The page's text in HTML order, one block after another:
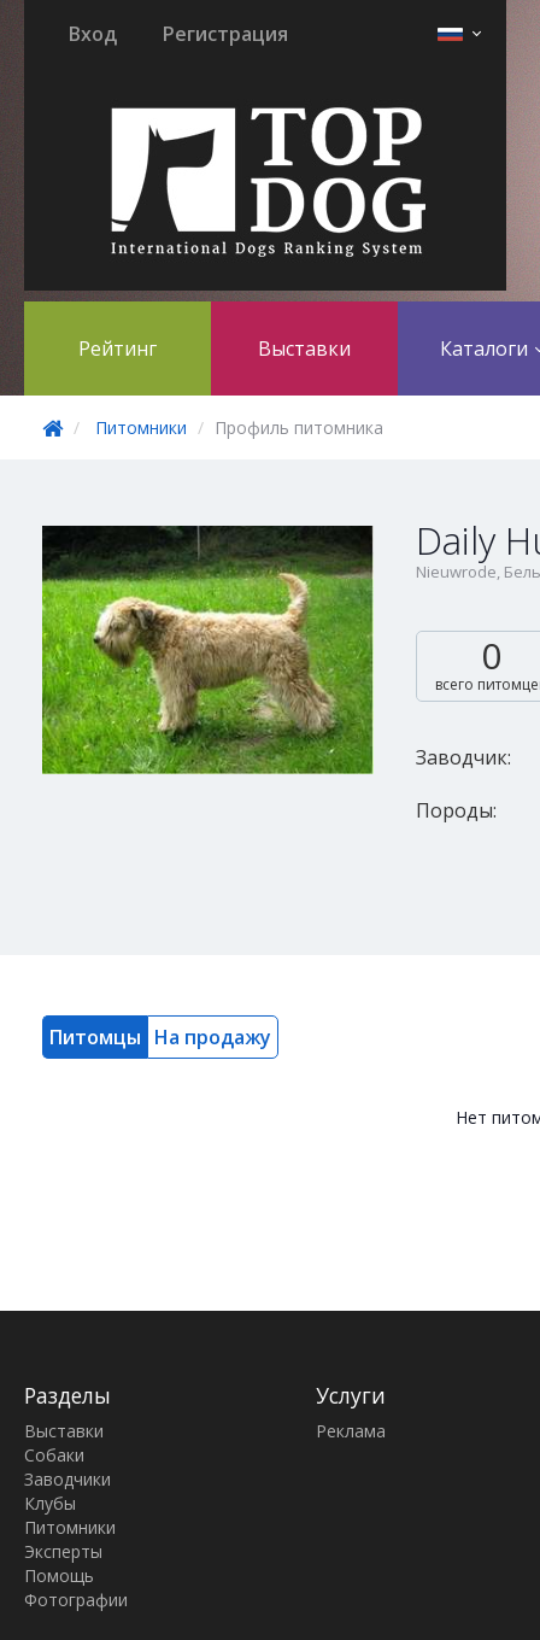
Вход Регистрация
Рейтинг Выставки Каталоги
Питомники Профиль питомника
Daily
Nieuwrode,
0
всего
Заводчик:
Породы:
Питомцы На продажу
Нет
Разделы
Выставки
Собаки
Заводчики
Клубы
Питомники
Эксперты
Помощь
Фотографии
Услуги
Реклама